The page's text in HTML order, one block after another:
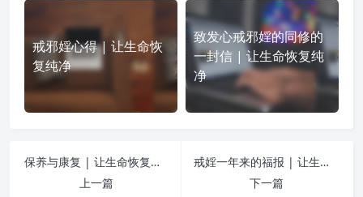
戒邪婬心得 | 让生命恢
复纯净
致发心戒邪婬的同修的
一封信 | 让生命恢复纯
净
保养与康复 | 让生命恢复纯净
上一篇
戒婬一年来的福报 | 让生命恢复纯净
下一篇